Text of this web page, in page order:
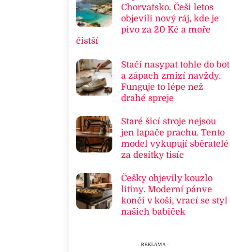
Chorvatsko. Češi letos
objevili nový ráj, kde je
pivo za 20 Kč a moře
čistší
Stačí nasypat tohle do bot
a zápach zmizí navždy.
Funguje to lépe než
drahé spreje
Staré šicí stroje nejsou
jen lapače prachu. Tento
model vykupují sběratelé
za desítky tisíc
Češky objevily kouzlo
litiny. Moderní pánve
končí v koši, vrací se styl
našich babiček